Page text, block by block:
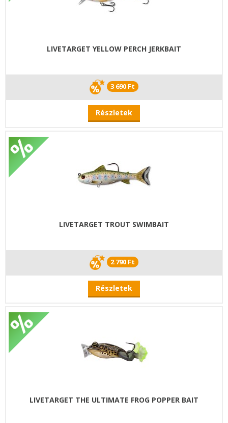
LIVETARGET YELLOW PERCH JERKBAIT
3 690 Ft
Részletek
LIVETARGET TROUT SWIMBAIT
2 790 Ft
Részletek
LIVETARGET THE ULTIMATE FROG POPPER BAIT